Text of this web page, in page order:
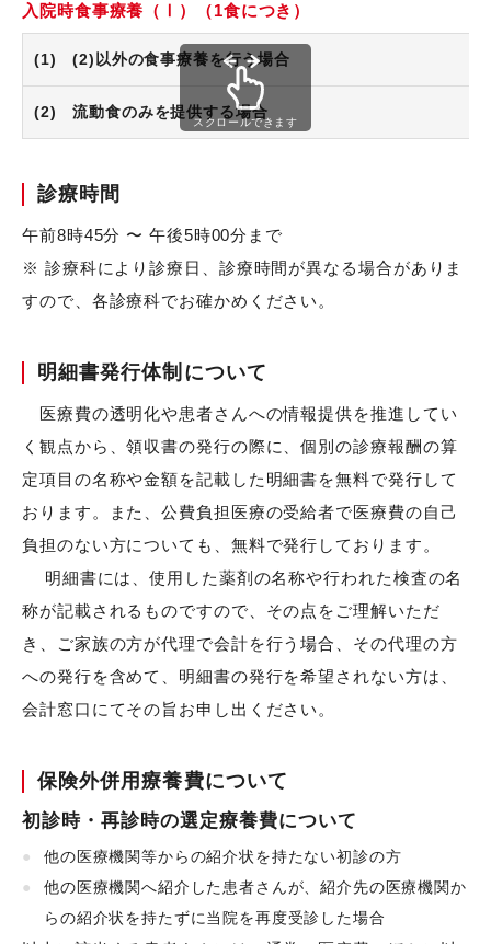
入院時食事療養（Ⅰ）（1食につき）
(1) (2)以外の食事療養を行う場合
(2) 流動食のみを提供する場合
スクロールできます
診療時間
午前8時45分 〜 午後5時00分まで
※ 診療科により診療日、診療時間が異なる場合がありま
すので、各診療科でお確かめください。
明細書発行体制について
医療費の透明化や患者さんへの情報提供を推進してい
く観点から、領収書の発行の際に、個別の診療報酬の算
定項目の名称や金額を記載した明細書を無料で発行して
おります。また、公費負担医療の受給者で医療費の自己
負担のない方についても、無料で発行しております。
明細書には、使用した薬剤の名称や行われた検査の名
称が記載されるものですので、その点をご理解いただ
き、ご家族の方が代理で会計を行う場合、その代理の方
への発行を含めて、明細書の発行を希望されない方は、
会計窓口にてその旨お申し出ください。
保険外併用療養費について
初診時・再診時の選定療養費について
他の医療機関等からの紹介状を持たない初診の方
他の医療機関へ紹介した患者さんが、紹介先の医療機関か
らの紹介状を持たずに当院を再度受診した場合